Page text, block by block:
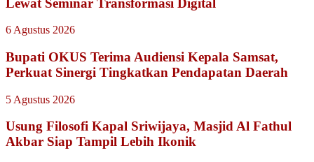
6 Agustus 2026
Bupati OKUS Terima Audiensi Kepala Samsat,
Perkuat Sinergi Tingkatkan Pendapatan Daerah
5 Agustus 2026
Usung Filosofi Kapal Sriwijaya, Masjid Al Fathul
Akbar Siap Tampil Lebih Ikonik